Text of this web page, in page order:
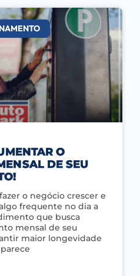
O
DE SEU
o negócio crescer e
frequente no dia a
que busca
mensal de seu
maior longevidade